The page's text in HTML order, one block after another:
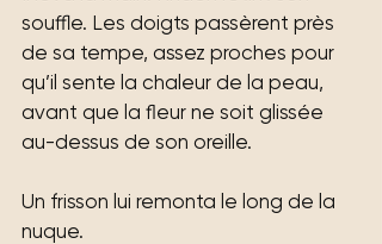
souffle. Les doigts passèrent près
de sa tempe, assez proches pour
qu’il sente la chaleur de la peau,
avant que la fleur ne soit glissée
au-dessus de son oreille.
Un frisson lui remonta le long de la
nuque.